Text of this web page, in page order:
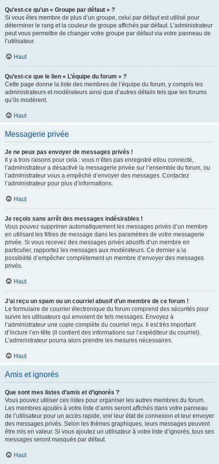
Qu’est-ce qu’un « Groupe par défaut » ?
Si vous êtes membre de plus d’un groupe, celui par défaut est utilisé pour
déterminer le rang et la couleur de groupe affichés par défaut. L’administrateur
peut vous permettre de changer votre groupe par défaut via votre panneau de
l’utilisateur.
Haut
Qu’est-ce que le lien « L’équipe du forum » ?
Cette page donne la liste des membres de l’équipe du forum, y compris les
administrateurs et modérateurs ainsi que d’autres détails tels que les forums
qu’ils modèrent.
Haut
Messagerie privée
Je ne peux pas envoyer de messages privés !
Il y a trois raisons pour cela : vous n’êtes pas enregistré et/ou connecté,
l’administrateur a désactivé la messagerie privée sur l’ensemble du forum, ou
l’administrateur vous a empêché d’envoyer des messages. Contactez
l’administrateur pour plus d’informations.
Haut
Je reçois sans arrêt des messages indésirables !
Vous pouvez supprimer automatiquement les messages privés d’un membre
en utilisant les filtres de message dans les paramètres de votre messagerie
privée. Si vous recevez des messages privés abusifs d’un membre en
particulier, rapportez les messages aux modérateurs. Ce dernier a la
possibilité d’empêcher complètement un membre d’envoyer des messages
privés.
Haut
J’ai reçu un spam ou un courriel abusif d’un membre de ce forum !
Le formulaire de courrier électronique du forum comprend des sécurités pour
suivre les utilisateurs qui envoient de tels messages. Envoyez à
l’administrateur une copie complète du courriel reçu. Il est très important
d’inclure l’en-tête (il contient des informations sur l’expéditeur du courriel).
L’administrateur pourra alors prendre les mesures nécessaires.
Haut
Amis et ignorés
Que sont mes listes d’amis et d’ignorés ?
Vous pouvez utiliser ces listes pour organiser les autres membres du forum.
Les membres ajoutés à votre liste d’amis seront affichés dans votre panneau
de l’utilisateur pour un accès rapide, voir leur état de connexion et leur envoyer
des messages privés. Selon les thèmes graphiques, leurs messages peuvent
être mis en valeur. Si vous ajoutez un utilisateur à votre liste d’ignorés, tous ses
messages seront masqués par défaut.
Haut